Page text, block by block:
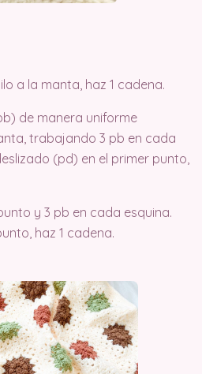
a la manta, haz 1 cadena.
de manera uniforme
trabajando 3 pb en cada
(pd) en el primer punto,
y 3 pb en cada esquina.
haz 1 cadena.